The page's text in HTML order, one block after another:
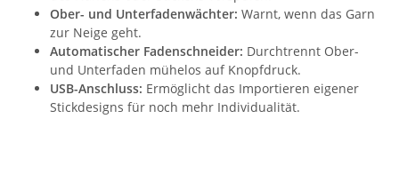
Ober- und Unterfadenwächter: Warnt, wenn das Garn
zur Neige geht.
Automatischer Fadenschneider: Durchtrennt Ober-
und Unterfaden mühelos auf Knopfdruck.
USB-Anschluss: Ermöglicht das Importieren eigener
Stickdesigns für noch mehr Individualität.